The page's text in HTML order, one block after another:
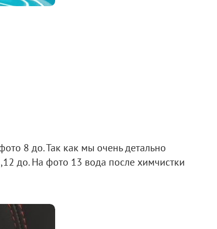
8 до. Так как мы очень детально
до. На фото 13 вода после химчистки